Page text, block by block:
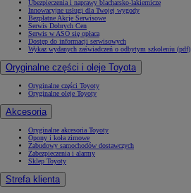
Ubezpieczenia i naprawy blacharsko-lakiernicze
Innowacyjne usługi dla Twojej wygody
Bezpłatne Akcje Serwisowe
Serwis Dobrych Cen
Serwis w ASO się opłaca
Dostęp do informacji serwisowych
Wykaz wydanych zaświadczeń o odbytym szkoleniu (pdf)
Oryginalne części i oleje Toyota
Oryginalne części Toyoty
Oryginalne oleje Toyoty
Akcesoria
Oryginalne akcesoria Toyoty
Opony i koła zimowe
Zabudowy samochodów dostawczych
Zabezpieczenia i alarmy
Sklep Toyoty
Strefa klienta